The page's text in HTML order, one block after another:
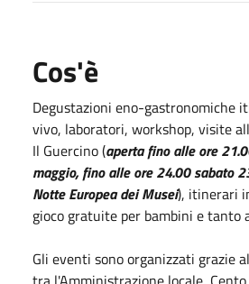
Cos'è
Degustazioni eno-gastronomiche
vivo, laboratori, workshop, visite
Il Guercino (aperta fino alle ore
maggio, fino alle ore 24.00 sabato
Notte Europea dei Musei), itinerari
gioco gratuite per bambini e tanto
Gli eventi sono organizzati grazie